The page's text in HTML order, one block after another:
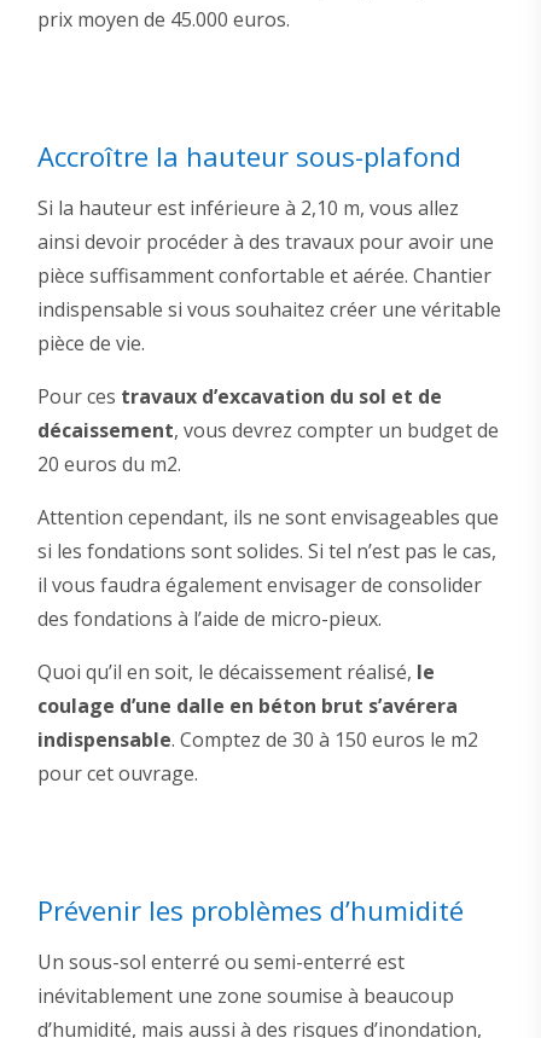
prix moyen de 45.000 euros.
Accroître la hauteur sous-plafond
Si la hauteur est inférieure à 2,10 m, vous allez
ainsi devoir procéder à des travaux pour avoir une
pièce suffisamment confortable et aérée. Chantier
indispensable si vous souhaitez créer une véritable
pièce de vie.
Pour ces travaux d’excavation du sol et de
décaissement, vous devrez compter un budget de
20 euros du m2.
Attention cependant, ils ne sont envisageables que
si les fondations sont solides. Si tel n’est pas le cas,
il vous faudra également envisager de consolider
des fondations à l’aide de micro-pieux.
Quoi qu’il en soit, le décaissement réalisé, le
coulage d’une dalle en béton brut s’avérera
indispensable. Comptez de 30 à 150 euros le m2
pour cet ouvrage.
Prévenir les problèmes d’humidité
Un sous-sol enterré ou semi-enterré est
inévitablement une zone soumise à beaucoup
d’humidité, mais aussi à des risques d’inondation,